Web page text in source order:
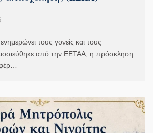
τους γονείς και τους
από την ΕΕΤΑΑ, η πρόσκληση